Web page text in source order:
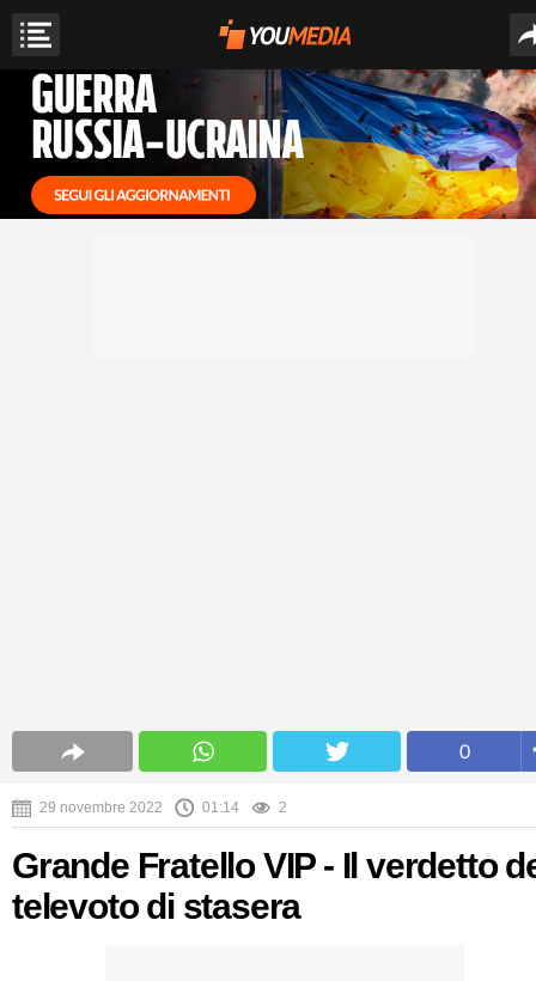
0
29 novembre 2022 01:14 2
Grande Fratello VIP - Il verdetto
televoto di stasera